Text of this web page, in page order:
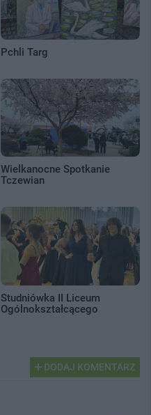
Pchli Targ
Wielkanocne Spotkanie
Tczewian
Studniówka II Liceum
Ogólnokształcącego
DODAJ KOMENTARZ